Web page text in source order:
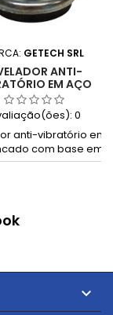
GETECH SRL
ANTI-
EM AÇO
ZINCADO TC
0
anti-vibratório em
com base em
de alta dureza,
vibrações.
